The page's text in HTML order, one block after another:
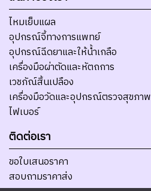
ไหมเย็บแผล
อุปกรณ์จี้ทางการแพทย์
อุปกรณ์ฉีดยาและให้น้ำเกลือ
เครื่องมือผ่าตัดและหัตถการ
เวชภัณ์สิ้นเปลือง
เครื่องมือวัดและอุปกรณ์ตรวจสุขภาพ
ไฟเบอร์
ติดต่อเรา
ขอใบเสนอราคา
สอบถามราคาส่ง